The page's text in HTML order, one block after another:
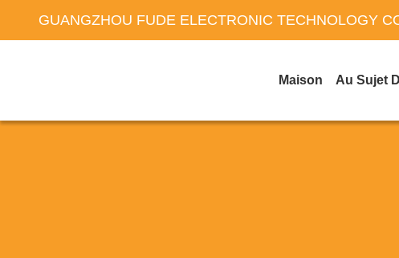
GUANGZHOU FUDE ELECTRONIC TECHNOLOGY
Maison Au Sujet